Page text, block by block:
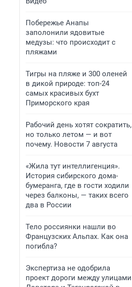
Побережье Анапы
заполонили ядовитые
медузы: что происходит с
пляжами
Тигры на пляже и 300 оленей
в дикой природе: топ-24
самых красивых бухт
Приморского края
Рабочий день хотят сократить,
но только летом — и вот
почему. Новости 7 августа
«Жила тут интеллигенция».
История сибирского дома-
бумеранга, где в гости ходили
через балконы, — таких всего
два в России
Тело россиянки нашли во
Французских Альпах. Как она
погибла?
Экспертиза не одобрила
проект дороги между улицами